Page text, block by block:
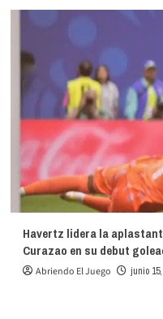
Havertz lidera la
Curazao en su debut
Abriendo El Juego junio